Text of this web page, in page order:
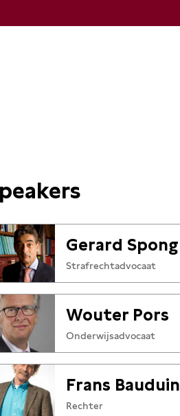
€13,00
Gerard Spong
Strafrechtadvocaat
Wouter Pors
Onderwijsadvocaat
Frans Bauduin
Rechter